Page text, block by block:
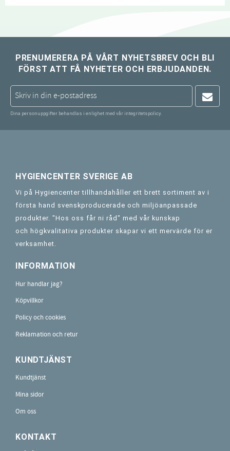
PRENUMERERA PÅ VÅRT NYHETSBREV OCH BLI
FÖRST ATT FÅ NYHETER OCH ERBJUDANDEN.
Dina personuppgifter behandlas i enlighet med vår integritetspolicy.
HYGIENCENTER SVERIGE AB
Vi på Hygiencenter tillhandahåller ett brett sortiment av i
första hand svenskproducerade och miljöanpassade
produkter. "Hos oss får ni råd" med vår kunskap
och högkvalitativa produkter skapar vi ett mervärde för er
verksamhet.
INFORMATION
Hur handlar jag?
Köpvillkor
Policy och cookies
Reklamation och retur
KUNDTJÄNST
Kundtjänst
Mina sidor
Om oss
KONTAKT